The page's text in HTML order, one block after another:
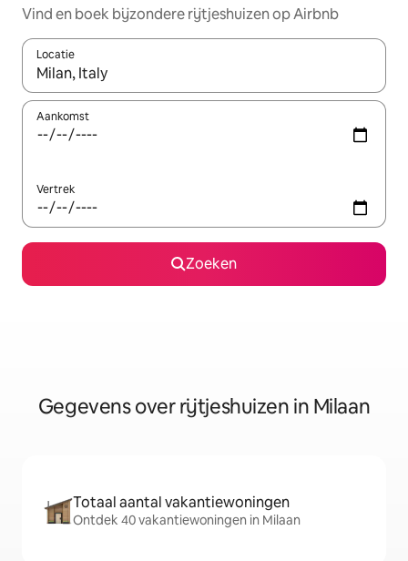
Vind en boek bijzondere rijtjeshuizen op Airbnb
Locatie
Wanneer er resultaten beschikbaar zijn, maak je een keuze
Aankomst
Vertrek
Zoeken
Gegevens over rijtjeshuizen in Milaan
Totaal aantal vakantiewoningen
Ontdek 40 vakantiewoningen in Milaan